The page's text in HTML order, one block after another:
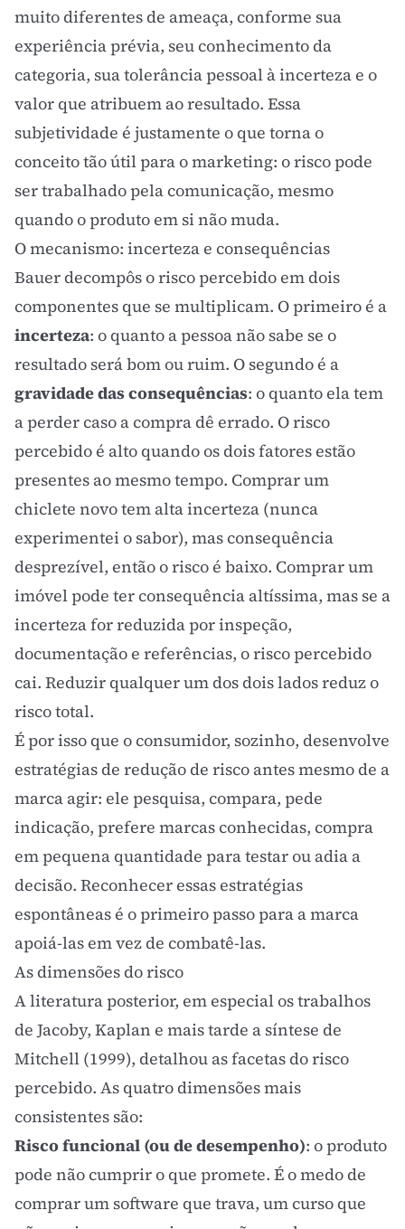
muito diferentes de ameaça, conforme sua
experiência prévia, seu conhecimento da
categoria, sua tolerância pessoal à incerteza e o
valor que atribuem ao resultado. Essa
subjetividade é justamente o que torna o
conceito tão útil para o marketing: o risco pode
ser trabalhado pela comunicação, mesmo
quando o produto em si não muda.
O mecanismo: incerteza e consequências
Bauer decompôs o risco percebido em dois
componentes que se multiplicam. O primeiro é a
incerteza: o quanto a pessoa não sabe se o
resultado será bom ou ruim. O segundo é a
gravidade das consequências: o quanto ela tem
a perder caso a compra dê errado. O risco
percebido é alto quando os dois fatores estão
presentes ao mesmo tempo. Comprar um
chiclete novo tem alta incerteza (nunca
experimentei o sabor), mas consequência
desprezível, então o risco é baixo. Comprar um
imóvel pode ter consequência altíssima, mas se a
incerteza for reduzida por inspeção,
documentação e referências, o risco percebido
cai. Reduzir qualquer um dos dois lados reduz o
risco total.
É por isso que o consumidor, sozinho, desenvolve
estratégias de redução de risco antes mesmo de a
marca agir: ele pesquisa, compara, pede
indicação, prefere marcas conhecidas, compra
em pequena quantidade para testar ou adia a
decisão. Reconhecer essas estratégias
espontâneas é o primeiro passo para a marca
apoiá-las em vez de combatê-las.
As dimensões do risco
A literatura posterior, em especial os trabalhos
de Jacoby, Kaplan e mais tarde a síntese de
Mitchell (1999), detalhou as facetas do risco
percebido. As quatro dimensões mais
consistentes são:
Risco funcional (ou de desempenho): o produto
pode não cumprir o que promete. É o medo de
comprar um software que trava, um curso que